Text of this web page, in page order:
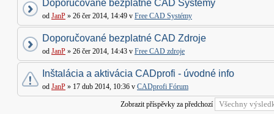
Doporučované bezplatné CAD Systémy
od JanP » 26 čer 2014, 14:49 v Free CAD Systémy
Doporučované bezplatné CAD Zdroje
od JanP » 26 čer 2014, 14:43 v Free CAD zdroje
Inštalácia a aktivácia CADprofi - úvodné info
od JanP » 17 dub 2014, 10:36 v CADprofi Fórum
Zobrazit příspěvky za předchozí